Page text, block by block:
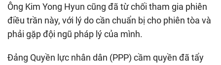
Ông Kim Yong Hyun cũng đã từ chối tham gia phiên
điều trần này, với lý do cần chuẩn bị cho phiên tòa và
phải gặp đội ngũ pháp lý của mình.
Đảng Quyền lực nhân dân (PPP) cầm quyền đã tẩy